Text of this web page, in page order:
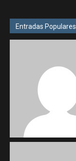
Entradas Populares